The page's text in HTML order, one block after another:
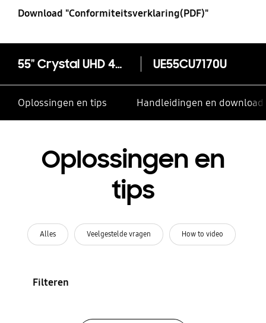
Download "Conformiteitsverklaring(PDF)"
55" Crystal UHD 4K Smart TV CU7170 (2023) UE55CU7170U
Oplossingen en tips Handleidingen en
Oplossingen en
tips
Alles Veelgestelde vragen How to video
Filteren